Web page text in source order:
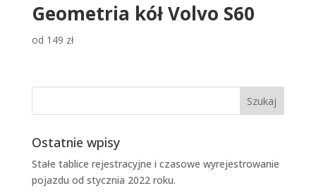
Geometria kół Volvo S60
od 149 zł
Ostatnie wpisy
Stałe tablice rejestracyjne i czasowe wyrejestrowanie
pojazdu od stycznia 2022 roku.